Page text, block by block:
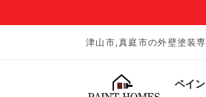
津山市,真庭市の外壁塗装
ペイ